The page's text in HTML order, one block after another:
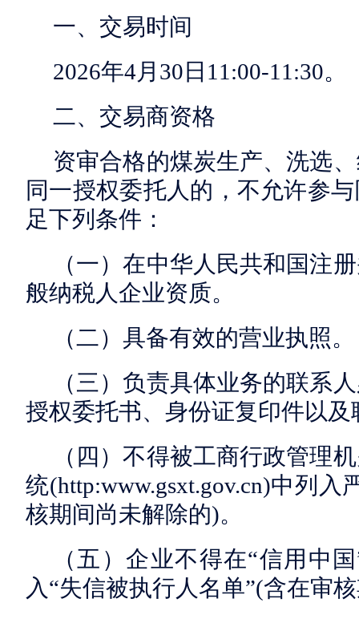
一、交易时间
2026年4月30日11:00-11:30。
二、交易商资格
资审合格的煤炭生产、洗选
同一授权委托人的，不允许参
足下列条件：
（一）在中华人民共和国注
般纳税人企业资质。
（二）具备有效的营业执照。
（三）负责具体业务的联系
授权委托书、身份证复印件以
（四）不得被工商行政管理
统(http:www.gsxt.gov.cn)中列
核期间尚未解除的)。
（五）企业不得在“信用中
入“失信被执行人名单”(含在审